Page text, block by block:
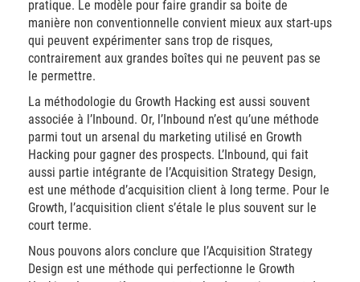
pratique. Le modèle pour faire grandir sa boite de
manière non conventionnelle convient mieux aux start-ups
qui peuvent expérimenter sans trop de risques,
contrairement aux grandes boîtes qui ne peuvent pas se
le permettre.
La méthodologie du Growth Hacking est aussi souvent
associée à l’Inbound. Or, l’Inbound n’est qu’une méthode
parmi tout un arsenal du marketing utilisé en Growth
Hacking pour gagner des prospects. L’Inbound, qui fait
aussi partie intégrante de l’Acquisition Strategy Design,
est une méthode d’acquisition client à long terme. Pour le
Growth, l’acquisition client s’étale le plus souvent sur le
court terme.
Nous pouvons alors conclure que l’Acquisition Strategy
Design est une méthode qui perfectionne le Growth